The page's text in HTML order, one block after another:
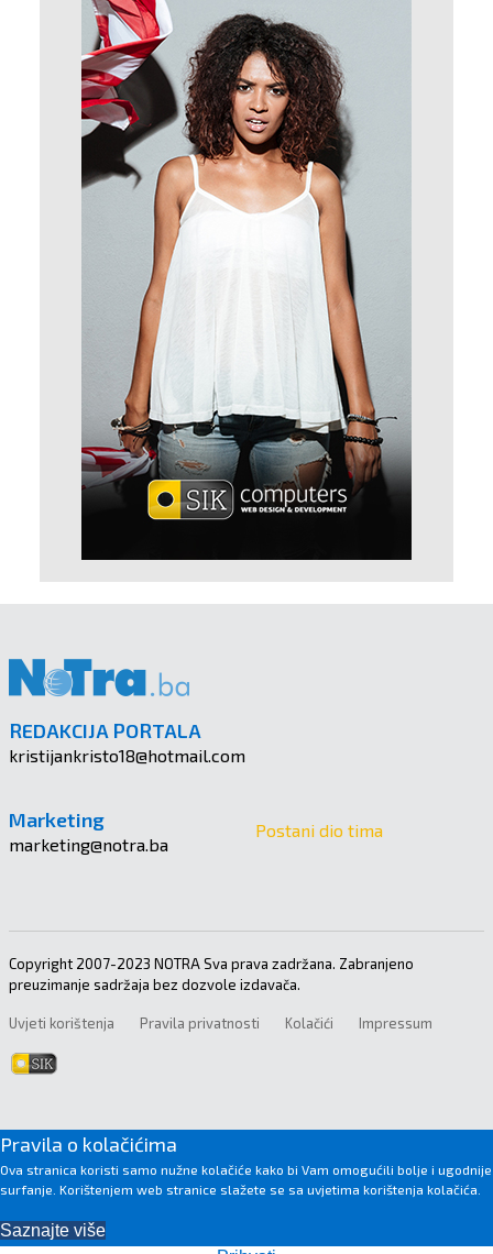
REDAKCIJA PORTALA
kristijankristo18@hotmail.com
Marketing
marketing@notra.ba
Postani dio tima
Copyright 2007-2023 NOTRA Sva prava zadržana. Zabranjeno
preuzimanje sadržaja bez dozvole izdavača.
Uvjeti korištenja Pravila privatnosti Kolačići Impressum
Pravila o kolačićima
Ova stranica koristi samo nužne kolačiće kako bi Vam omogućili bolje i ugodnije
surfanje. Korištenjem web stranice slažete se sa uvjetima korištenja kolačića.
Saznajte više